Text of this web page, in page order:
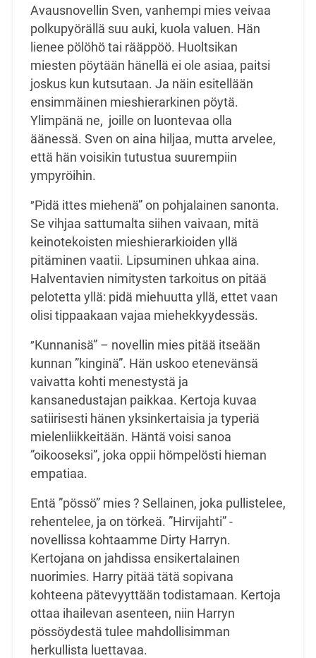
Avausnovellin Sven, vanhempi mies veivaa
polkupyörällä suu auki, kuola valuen. Hän
lienee pölöhö tai rääppöö. Huoltsikan
miesten pöytään hänellä ei ole asiaa, paitsi
joskus kun kutsutaan. Ja näin esitellään
ensimmäinen mieshierarkinen pöytä.
Ylimpänä ne, joille on luontevaa olla
äänessä. Sven on aina hiljaa, mutta arvelee,
että hän voisikin tutustua suurempiin
ympyröihin.
”Pidä ittes miehenä” on pohjalainen sanonta.
Se vihjaa sattumalta siihen vaivaan, mitä
keinotekoisten mieshierarkioiden yllä
pitäminen vaatii. Lipsuminen uhkaa aina.
Halventavien nimitysten tarkoitus on pitää
pelotetta yllä: pidä miehuutta yllä, ettet vaan
olisi tippaakaan vajaa miehekkyydessäs.
”Kunnanisä” – novellin mies pitää itseään
kunnan ”kinginä”. Hän uskoo etenevänsä
vaivatta kohti menestystä ja
kansanedustajan paikkaa. Kertoja kuvaa
satiirisesti hänen yksinkertaisia ja typeriä
mielenliikkeitään. Häntä voisi sanoa
”oikooseksi”, joka oppii hömpelösti hieman
empatiaa.
Entä ”pössö” mies ? Sellainen, joka pullistelee,
rehentelee, ja on törkeä. ”Hirvijahti” -
novellissa kohtaamme Dirty Harryn.
Kertojana on jahdissa ensikertalainen
nuorimies. Harry pitää tätä sopivana
kohteena pätevyyttään todistamaan. Kertoja
ottaa ihailevan asenteen, niin Harryn
pössöydestä tulee mahdollisimman
herkullista luettavaa.